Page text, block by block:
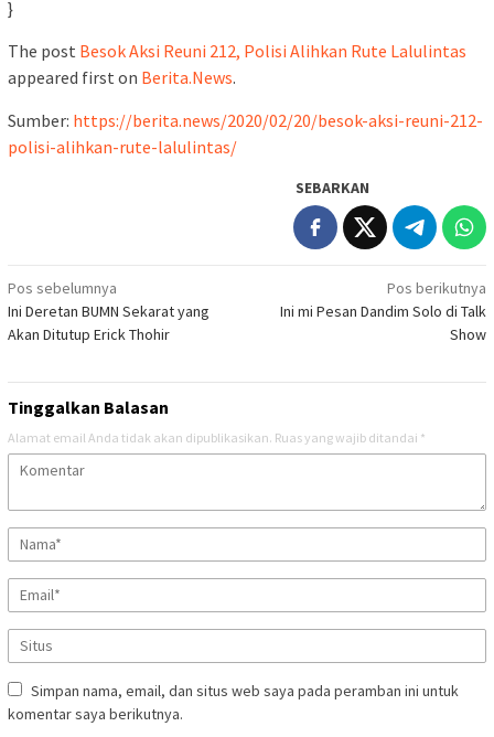
}
The post Besok Aksi Reuni 212, Polisi Alihkan Rute Lalulintas
appeared first on Berita.News.
Sumber: https://berita.news/2020/02/20/besok-aksi-reuni-212-
polisi-alihkan-rute-lalulintas/
SEBARKAN
Navigasi
pos
Pos sebelumnya
Ini Deretan BUMN Sekarat yang
Akan Ditutup Erick Thohir
Pos berikutnya
Ini mi Pesan Dandim Solo di Talk
Show
Tinggalkan Balasan
Alamat email Anda tidak akan dipublikasikan. Ruas yang wajib ditandai *
Simpan nama, email, dan situs web saya pada peramban ini untuk
komentar saya berikutnya.